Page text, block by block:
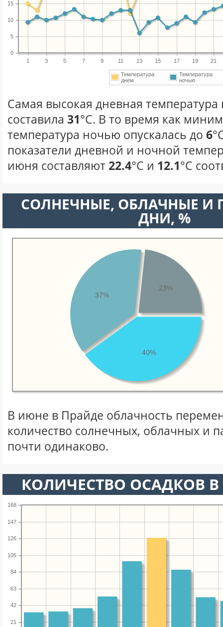
1 3 5 7 9 11 13 15 17 19 21
0
5
10
15
Температура
днем
Температура
ночью
Самая высокая дневная
составила 31°С. В то время как
температура ночью опускалась до 6
показатели дневной и ночной
июня составляют 22.4°С и 12.1°С
CОЛНЕЧНЫЕ, ОБЛАЧНЫЕ И
ДНИ, %
40%
37%
23%
В июне в Прайде облачность
количество солнечных, облачных и
почти одинаково.
КОЛИЧЕСТВО ОСАДКОВ
21
42
63
84
105
126
147
168